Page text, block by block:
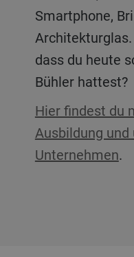
Smartphone,
dass du heute
Bühler hattest?
Hier findest du mehr Infos zu unserer
Ausbildung und
Unternehmen.